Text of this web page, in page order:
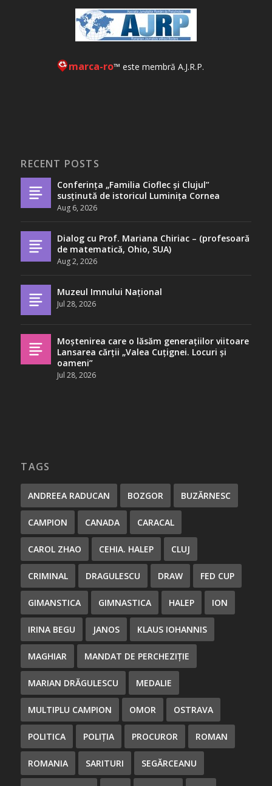
marca-ro™ este membră A.J.R.P.
RECENT POSTS
Conferința „Familia Cioflec și Clujul”
susținută de istoricul Luminița Cornea
Aug 6, 2026
Dialog cu Prof. Mariana Chiriac – (profesoară
de matematică, Ohio, SUA)
Aug 2, 2026
Muzeul Imnului Național
Jul 28, 2026
Moștenirea care o lăsăm generațiilor viitoare
Lansarea cărții „Valea Cuțignei. Locuri și
oameni”
Jul 28, 2026
TAGS
ANDREEA RADUCAN BOZGOR BUZĂRNESC
CAMPION CANADA CARACAL
CAROL ZHAO CEHIA. HALEP CLUJ
CRIMINAL DRAGULESCU DRAW FED CUP
GIMANSTICA GIMNASTICA HALEP ION
IRINA BEGU JANOS KLAUS IOHANNIS
MAGHIAR MANDAT DE PERCHEZIȚIE
MARIAN DRĂGULESCU MEDALIE
MULTIPLU CAMPION OMOR OSTRAVA
POLITICA POLIȚIA PROCUROR ROMAN
ROMANIA SARITURI SEGĂRCEANU